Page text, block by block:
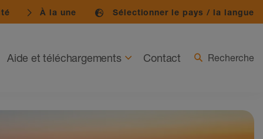
À la une Sélectionner le pays / la langue
Aide et téléchargements Contact Recherche